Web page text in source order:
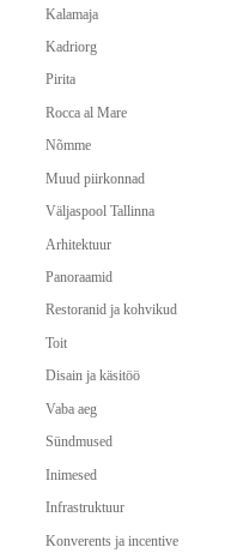
Kalamaja
Kadriorg
Pirita
Rocca al Mare
Nõmme
Muud piirkonnad
Väljaspool Tallinna
Arhitektuur
Panoraamid
Restoranid ja kohvikud
Toit
Disain ja käsitöö
Vaba aeg
Sündmused
Inimesed
Infrastruktuur
Konverents ja incentive